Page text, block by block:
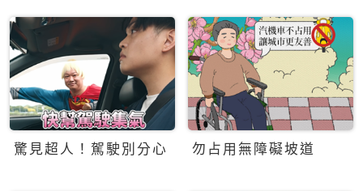
驚見超人！駕駛別分心 勿占用無障礙坡道